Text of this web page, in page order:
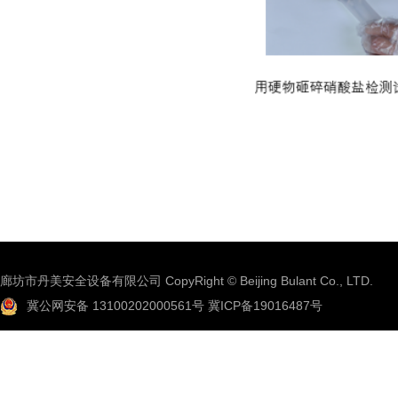
廊坊市丹美安全设备有限公司 CopyRight © Beijing Bulant Co., LTD.
冀公网安备 13100202000561号 冀ICP备19016487号